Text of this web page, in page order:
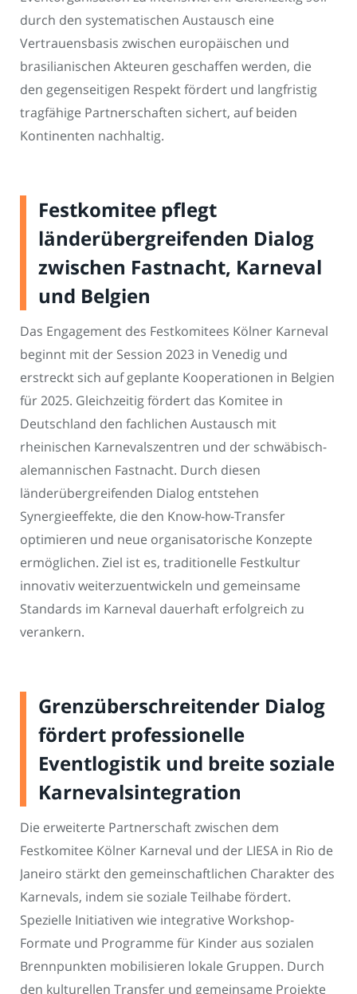
durch den systematischen Austausch eine
Vertrauensbasis zwischen europäischen und
brasilianischen Akteuren geschaffen werden, die
den gegenseitigen Respekt fördert und langfristig
tragfähige Partnerschaften sichert, auf beiden
Kontinenten nachhaltig.
Festkomitee pflegt
länderübergreifenden Dialog
zwischen Fastnacht, Karneval
und Belgien
Das Engagement des Festkomitees Kölner Karneval
beginnt mit der Session 2023 in Venedig und
erstreckt sich auf geplante Kooperationen in Belgien
für 2025. Gleichzeitig fördert das Komitee in
Deutschland den fachlichen Austausch mit
rheinischen Karnevalszentren und der schwäbisch-
alemannischen Fastnacht. Durch diesen
länderübergreifenden Dialog entstehen
Synergieeffekte, die den Know-how-Transfer
optimieren und neue organisatorische Konzepte
ermöglichen. Ziel ist es, traditionelle Festkultur
innovativ weiterzuentwickeln und gemeinsame
Standards im Karneval dauerhaft erfolgreich zu
verankern.
Grenzüberschreitender Dialog
fördert professionelle
Eventlogistik und breite soziale
Karnevalsintegration
Die erweiterte Partnerschaft zwischen dem
Festkomitee Kölner Karneval und der LIESA in Rio de
Janeiro stärkt den gemeinschaftlichen Charakter des
Karnevals, indem sie soziale Teilhabe fördert.
Spezielle Initiativen wie integrative Workshop-
Formate und Programme für Kinder aus sozialen
Brennpunkten mobilisieren lokale Gruppen. Durch
den kulturellen Transfer und gemeinsame Projekte